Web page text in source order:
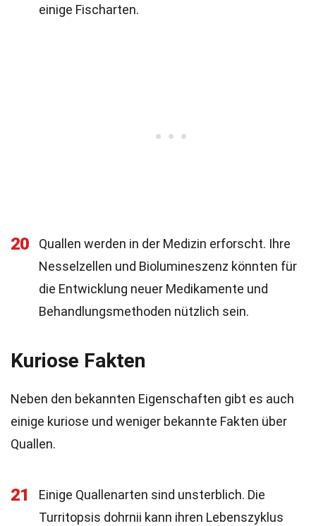
einige Fischarten.
20
Quallen werden in der Medizin erforscht. Ihre
Nesselzellen und Biolumineszenz könnten für
die Entwicklung neuer Medikamente und
Behandlungsmethoden nützlich sein.
Kuriose Fakten
Neben den bekannten Eigenschaften gibt es auch
einige kuriose und weniger bekannte Fakten über
Quallen.
21
Einige Quallenarten sind unsterblich. Die
Turritopsis dohrnii kann ihren Lebenszyklus